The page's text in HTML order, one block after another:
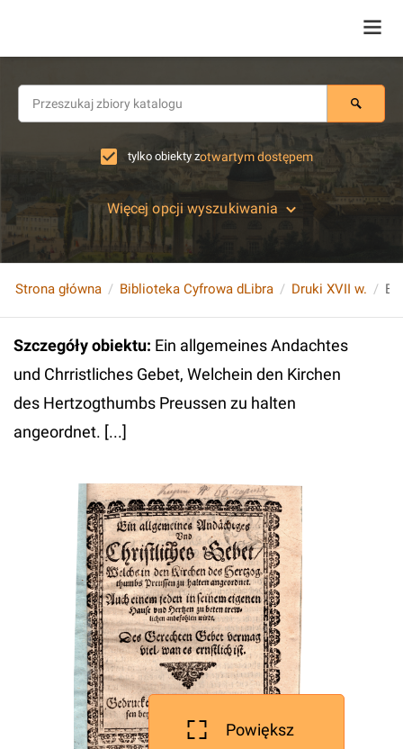
tylko obiekty zotwartym dostępem
Więcej opcji wyszukiwania
Strona główna Biblioteka Cyfrowa dLibra Druki XVII w.
Szczegóły obiektu: Ein allgemeines Andachtes
und Chrristliches Gebet, Welchein den Kirchen
des Hertzogthumbs Preussen zu halten
angeordnet. [...]
Powiększ